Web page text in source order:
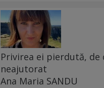
Privirea ei pierdută, de
neajutorat
Ana Maria SANDU